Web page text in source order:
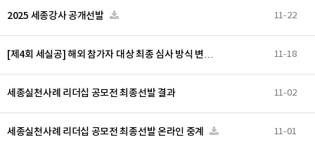
2025 세종강사 공개선발 11-22
[제4회 세실공] 해외 참가자 대상 최종 심사 방식 변… 11-18
세종실천사례 리더십 공모전 최종선발 결과 11-02
세종실천사례 리더십 공모전 최종선발 온라인 중계 11-01